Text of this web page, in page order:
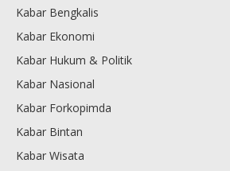
Kabar Bengkalis
Kabar Ekonomi
Kabar Hukum & Politik
Kabar Nasional
Kabar Forkopimda
Kabar Bintan
Kabar Wisata